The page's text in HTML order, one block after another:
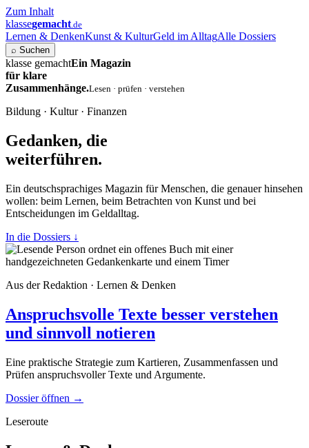
Zum Inhalt
klassegemacht.de
Lernen & DenkenKunst & KulturGeld im AlltagAlle Dossiers
⌕ Suchen
klasse gemachtEin Magazin
für klare
Zusammenhänge.Lesen · prüfen · verstehen
Bildung · Kultur · Finanzen
Gedanken, die
weiterführen.
Ein deutschsprachiges Magazin für Menschen, die genauer hinsehen
wollen: beim Lernen, beim Betrachten von Kunst und bei
Entscheidungen im Geldalltag.
In die Dossiers ↓
Aus der Redaktion · Lernen & Denken
Anspruchsvolle Texte besser verstehen
und sinnvoll notieren
Eine praktische Strategie zum Kartieren, Zusammenfassen und
Prüfen anspruchsvoller Texte und Argumente.
Dossier öffnen →
Leseroute